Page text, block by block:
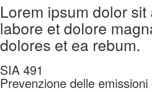
Lorem ipsum dolor
labore et dolore
dolores et ea rebum.
SIA 491
Prevenzione delle